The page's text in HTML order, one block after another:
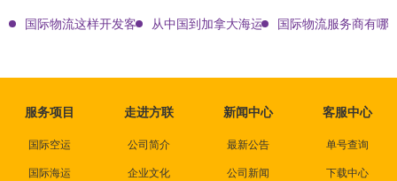
国际物流这样开发客户会让你成为销冠从中国到加拿大海运要多久能到达？
国际物流服务商有哪
服务项目
国际空运
国际海运
走进方联
公司简介
企业文化
新闻中心
最新公告
公司新闻
客服中心
单号查询
下载中心